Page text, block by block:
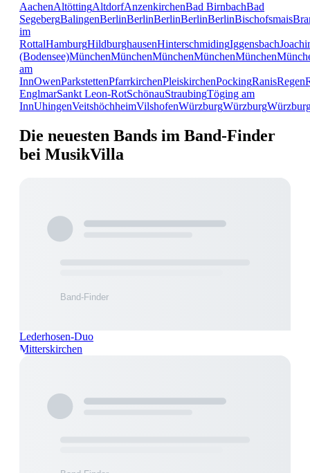
AachenAltöttingAltdorfAnzenkirchenBad BirnbachBad
SegebergBalingenBerlinBerlinBerlinBerlinBerlinBischofsmais
im
RottalHamburgHildburghausenHinterschmidingIggensbach
(Bodensee)MünchenMünchenMünchenMünchenMünchen
am
InnOwenParkstettenPfarrkirchenPleiskirchenPockingRanisRegen
EnglmarSankt Leon-RotSchönauStraubingTöging am
InnUhingenVeitshöchheimVilshofenWürzburgWürzburg
Die neuesten Bands im Band-Finder
bei MusikVilla
Lederhosen-Duo
Mitterskirchen